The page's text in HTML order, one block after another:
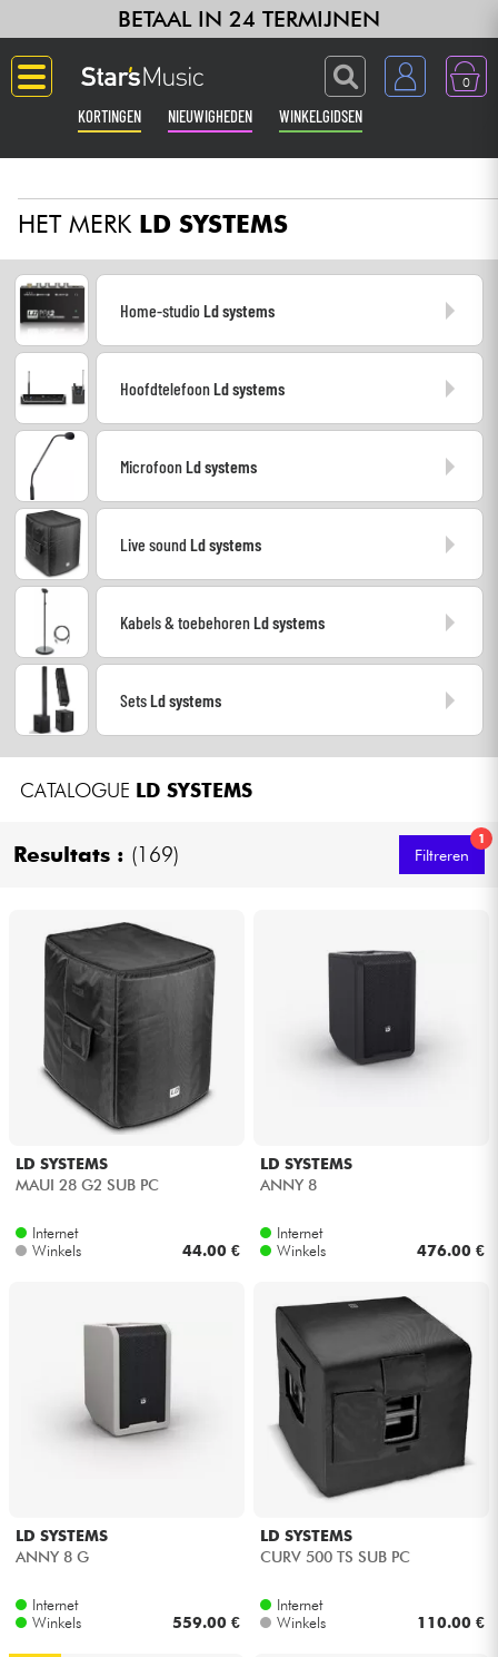
BETAAL IN 24 TERMIJNEN
0
KORTINGEN NIEUWIGHEDEN WINKELGIDSEN
Gitaar & Bas
Versterker & Effecten
Toetsenbord & Piano
Synths & samplers
Home-studio
Hoofdtelefoon
Microfoon
Live Sound
Licht
Viool & Quatuor
Kinderen
Kabels & toebehoren
HiFi
Sets
HET MERK LD SYSTEMS
Home-studioLd systems
HoofdtelefoonLd systems
MicrofoonLd systems
Live soundLd systems
Kabels & toebehorenLd systems
SetsLd systems
CATALOGUE LD SYSTEMS
Resultats : (169)
1
Filtreren
LD SYSTEMS
MAUI 28 G2 SUB PC
Internet
Winkels
44.00 €
LD SYSTEMS
ANNY 8
Internet
Winkels
476.00 €
LD SYSTEMS
ANNY 8 G
Internet
Winkels
559.00 €
LD SYSTEMS
CURV 500 TS SUB PC
Internet
Winkels
110.00 €